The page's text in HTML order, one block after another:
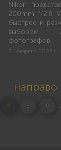
Nikon
200mm f/2.8
быстрее и
выбором
фотографов.
24 февраля 2026 г.,
направо
4 5 6